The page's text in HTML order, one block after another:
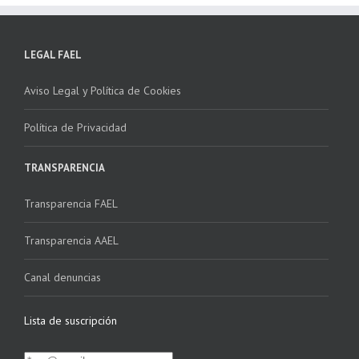
LEGAL FAEL
Aviso Legal y Política de Cookies
Política de Privacidad
TRANSPARENCIA
Transparencia FAEL
Transparencia AAEL
Canal denuncias
Lista de suscripción